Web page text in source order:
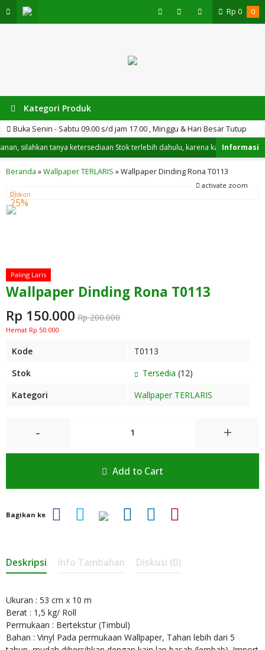
Rp 0 0
Kategori Produk
Buka Senin - Sabtu 09.00 s/d jam 17.00 , Minggu & Hari Besar Tutup
silahkan tanya ketersediaan Stok terlebih dahulu, karena kami tidak
Beranda »Wallpaper TERLARIS »Wallpaper Dinding Rona T0113
activate zoom
Diskon
25%
Paling Laris
Wallpaper Dinding Rona T0113
Rp 150.000 Rp 200.000
Hemat Rp 50.000
Kode
T0113
Stok
Tersedia (12)
Kategori
Wallpaper TERLARIS
- +
Add to Cart
Bagikan ke
Deskripsi Info Tambahan Diskusi (0)
Ukuran : 53 cm x 10 m
Berat : 1,5 kg/ Roll
Permukaan : Bertekstur (Timbul)
Bahan : Vinyl Pada permukaan Wallpaper, Tahan lebih dari 5